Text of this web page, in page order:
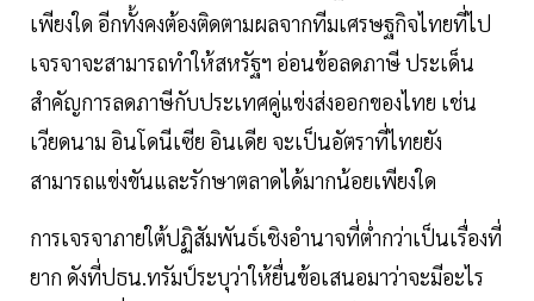
เพียงใด อีกทั้งคงต้องติดตามผลจากทีมเศรษฐกิจไทยที่ไป
เจรจาจะสามารถทำให้สหรัฐฯ อ่อนข้อลดภาษี ประเด็น
สำคัญการลดภาษีกับประเทศคู่แข่งส่งออกของไทย เช่น
เวียดนาม อินโดนีเซีย อินเดีย จะเป็นอัตราที่ไทยยัง
สามารถแข่งขันและรักษาตลาดได้มากน้อยเพียงใด
การเจรจาภายใต้ปฏิสัมพันธ์เชิงอำนาจที่ต่ำกว่าเป็นเรื่องที่
ยาก ดังที่ปธน.ทรัมป์ระบุว่าให้ยื่นข้อเสนอมาว่าจะมีอะไร